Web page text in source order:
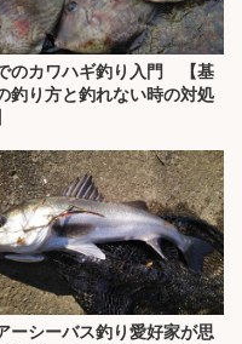
のカワハギ釣り入門 【基
釣り方と釣れない時の対処
ーシーバス釣り愛好家が思